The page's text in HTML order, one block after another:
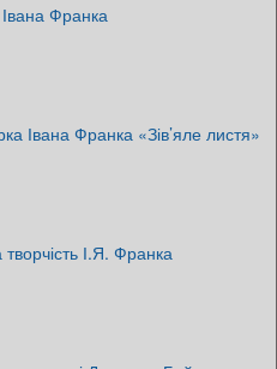
Франка
Івана Франка «Зів’яле листя»
І.Я. Франка